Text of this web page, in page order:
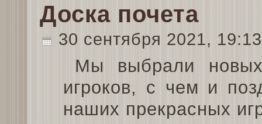
Доска почета
30 сентября 2021,
Мы выбрали
игроков, с чем и
наших прекрасных